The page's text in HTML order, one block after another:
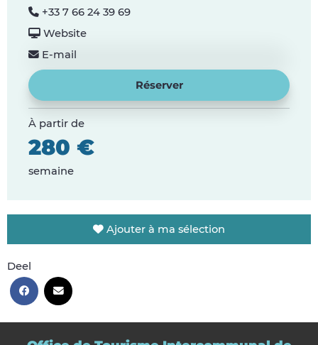
+33 7 66 24 39 69
Website
E-mail
Réserver
À partir de
280 €
semaine
Ajouter à ma sélection
Deel